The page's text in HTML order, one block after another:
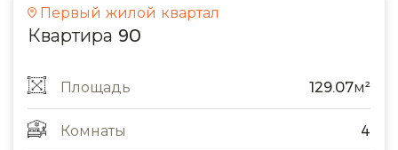
Первый жилой квартал
Квартира 90
Площадь 129.07м²
Комнаты 4